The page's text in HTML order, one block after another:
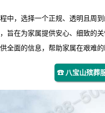
中，选择一个正规、透明且周到
旨在为家属提供安心、细致的
全面的信息，帮助家属在艰难的
☎ 八宝山殡葬